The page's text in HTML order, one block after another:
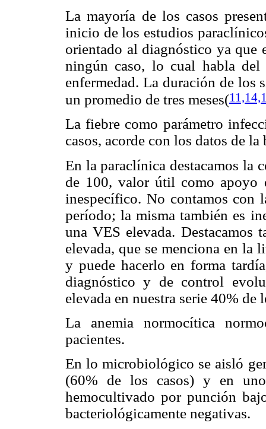
La mayoría de los casos
inicio de los estudios
orientado al diagnóstico ya que
ningún caso, lo cual habla del
enfermedad. La duración de los
un promedio de tres meses(
La fiebre como parámetro
casos, acorde con los datos de
En la paraclínica destacamos la
de 100, valor útil como apoyo
inespecífico. No contamos con
período; la misma también es
una VES elevada. Destacamos
elevada, que se menciona en la
y puede hacerlo en forma
diagnóstico y de control
elevada en nuestra serie 40% de
La anemia normocítica
pacientes.
En lo microbiológico se aisló
(60% de los casos) y en
hemocultivado por punción
bacteriológicamente negativas.